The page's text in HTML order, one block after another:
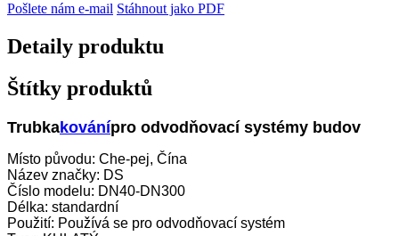
Pošlete nám e-mail Stáhnout jako PDF
Detaily produktu
Štítky produktů
Trubkakovánípro odvodňovací systémy budov
Místo původu: Che-pej, Čína
Název značky: DS
Číslo modelu: DN40-DN300
Délka: standardní
Použití: Používá se pro odvodňovací systém